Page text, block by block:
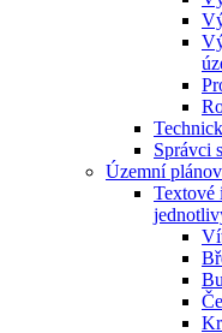
Správci
Územní
Textové